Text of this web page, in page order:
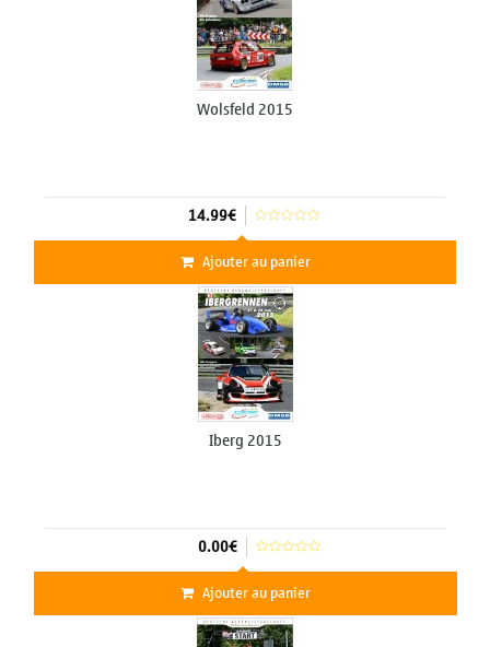
Wolsfeld 2015
14.99€
Ajouter au panier
Iberg 2015
0.00€
Ajouter au panier